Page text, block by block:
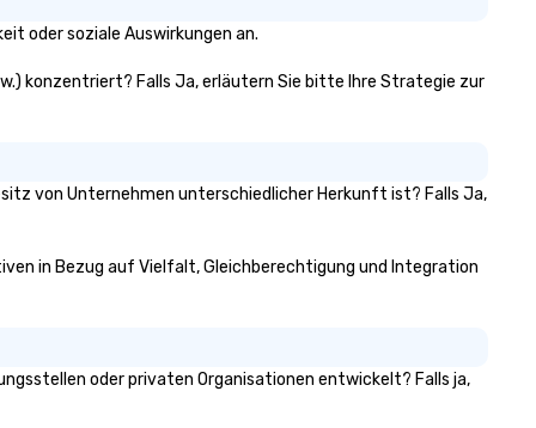
oder soziale Auswirkungen an.
konzentriert? Falls Ja, erläutern Sie bitte Ihre Strategie zur
von Unternehmen unterschiedlicher Herkunft ist? Falls Ja,
in Bezug auf Vielfalt, Gleichberechtigung und Integration
oder privaten Organisationen entwickelt? Falls ja,